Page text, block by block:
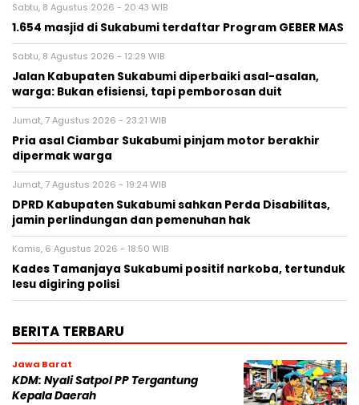
Sabtu, 8 Agustus 2026 - 20:43 WIB
1.654 masjid di Sukabumi terdaftar Program GEBER MAS
Sabtu, 8 Agustus 2026 - 12:29 WIB
Jalan Kabupaten Sukabumi diperbaiki asal-asalan,
warga: Bukan efisiensi, tapi pemborosan duit
Jumat, 7 Agustus 2026 - 23:21 WIB
Pria asal Ciambar Sukabumi pinjam motor berakhir
dipermak warga
Jumat, 7 Agustus 2026 - 19:24 WIB
DPRD Kabupaten Sukabumi sahkan Perda Disabilitas,
jamin perlindungan dan pemenuhan hak
Kamis, 6 Agustus 2026 - 18:50 WIB
Kades Tamanjaya Sukabumi positif narkoba, tertunduk
lesu digiring polisi
BERITA TERBARU
Jawa Barat
KDM: Nyali Satpol PP Tergantung
Kepala Daerah